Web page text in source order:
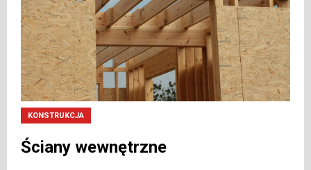
KONSTRUKCJA
Ściany wewnętrzne